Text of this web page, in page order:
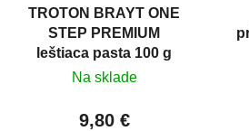
TROTON BRAYT ONE
STEP PREMIUM
leštiaca pasta 100 g
Na sklade
9,80 €